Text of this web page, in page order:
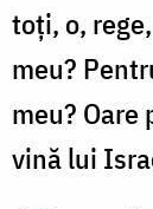
toţi, o,
meu?
meu? Oare
vină lui